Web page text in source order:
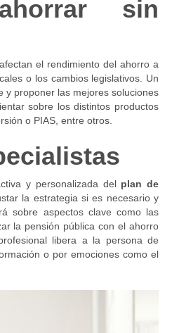
sin
el rendimiento del ahorro a
o los cambios legislativos. Un
y proponer las mejores soluciones
sobre los distintos productos
o PIAS, entre otros.
y personalizada delplan de
la estrategia si es necesario y
sobre aspectos clave como las
la pensión pública con el ahorro
libera a la persona de
o por emociones como el